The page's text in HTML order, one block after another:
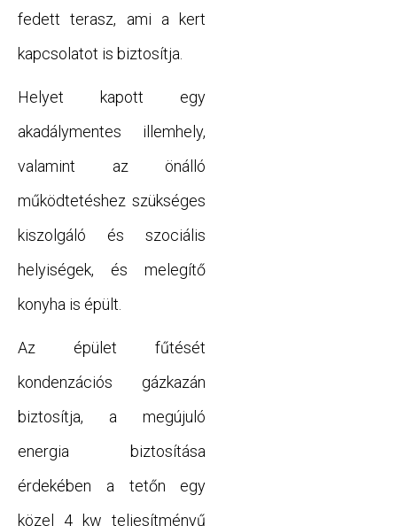
fedett terasz, ami a kert
kapcsolatot is biztosítja.
Helyet kapott egy
akadálymentes illemhely,
valamint az önálló
működtetéshez szükséges
kiszolgáló és szociális
helyiségek, és melegítő
konyha is épült.
Az épület fűtését
kondenzációs gázkazán
biztosítja, a megújuló
energia biztosítása
érdekében a tetőn egy
közel 4 kw teljesítményű